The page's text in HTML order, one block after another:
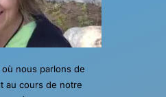
nous parlons de
au cours de notre